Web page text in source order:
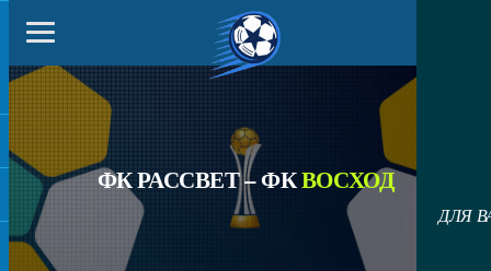
ДЛЯ
ФК РАССВЕТ – ФКВОСХОД